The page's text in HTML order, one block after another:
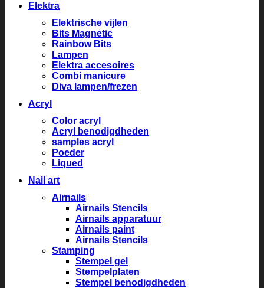
Elektra
Elektrische vijlen
Bits Magnetic
Rainbow Bits
Lampen
Elektra accesoires
Combi manicure
Diva lampen/frezen
Acryl
Color acryl
Acryl benodigdheden
samples acryl
Poeder
Liqued
Nail art
Airnails
Airnails Stencils
Airnails apparatuur
Airnails paint
Airnails Stencils
Stamping
Stempel gel
Stempelplaten
Stempel benodigdheden